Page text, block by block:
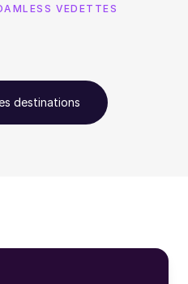
VEDETTES
destinations